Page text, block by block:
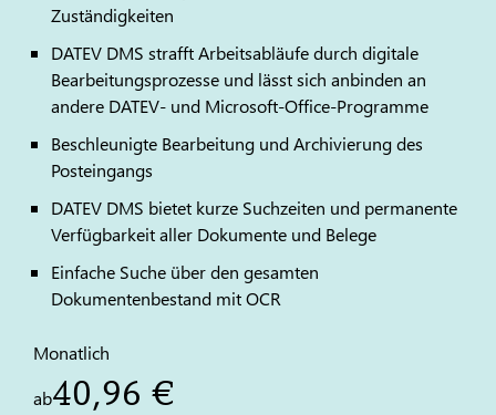
Zuständigkeiten
DATEV DMS strafft Arbeitsabläufe durch digitale
Bearbeitungsprozesse und lässt sich anbinden an
andere DATEV- und Microsoft-Office-Programme
Beschleunigte Bearbeitung und Archivierung des
Posteingangs
DATEV DMS bietet kurze Suchzeiten und permanente
Verfügbarkeit aller Dokumente und Belege
Einfache Suche über den gesamten
Dokumentenbestand mit OCR
Monatlich
ab40,96 €